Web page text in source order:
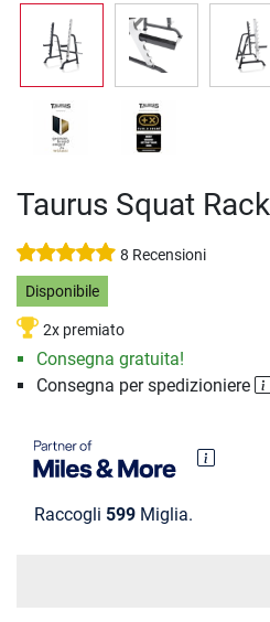
Taurus Squat Rack
8 Recensioni
Disponibile
2x premiato
Consegna gratuita!
Consegna per spedizioniere
Raccogli 599 Miglia.